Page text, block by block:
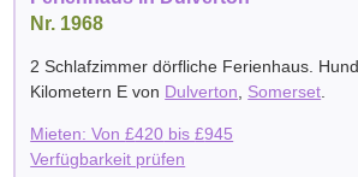
Nr. 1968
2 Schlafzimmer dörfliche Ferienhaus.
Kilometern E von Dulverton, Somerset.
Mieten: Von£420 bis£945
Verfügbarkeit prüfen